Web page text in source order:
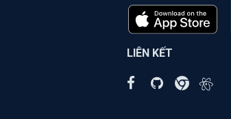
LIÊN KẾT